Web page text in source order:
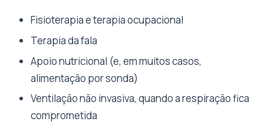
Fisioterapia e terapia ocupacional
Terapia da fala
Apoio nutricional (e, em muitos casos,
alimentação por sonda)
Ventilação não invasiva, quando a respiração fica
comprometida